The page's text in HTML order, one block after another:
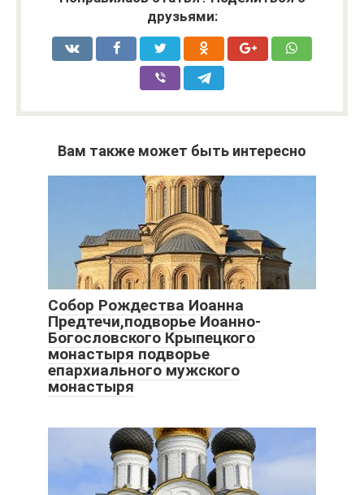
друзьями:
Вам также может быть интересно
Собор Рождества Иоанна
Предтечи,подворье Иоанно-
Богословского Крыпецкого
монастыря подворье
епархиального мужского
монастыря